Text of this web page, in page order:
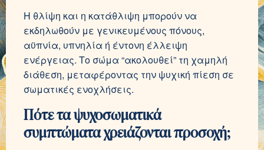
Η θλίψη και η κατάθλιψη μπορούν να
εκδηλωθούν με γενικευμένους πόνους,
αϋπνία, υπνηλία ή έντονη έλλειψη
ενέργειας. Το σώμα “ακολουθεί” τη χαμηλή
διάθεση, μεταφέροντας την ψυχική πίεση σε
σωματικές ενοχλήσεις.
Πότε τα ψυχοσωματικά
συμπτώματα χρειάζονται προσοχή;